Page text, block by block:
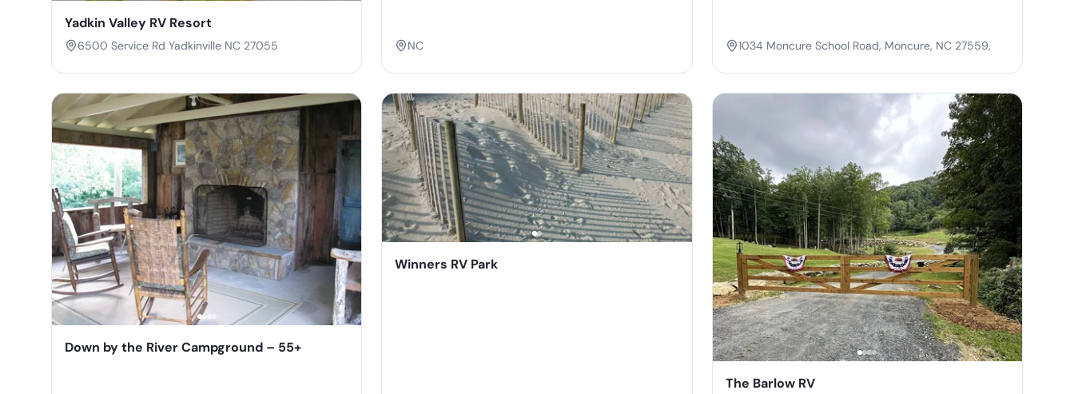
Yadkin Valley RV Resort
6500 Service Rd Yadkinville NC 27055 NC 1034 Moncure School Road, Moncure, NC 27559,
Down by the River Campground – 55+
Winners RV Park
The Barlow RV